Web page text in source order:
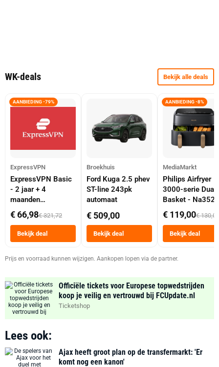
WK-deals Bekijk alle deals
AANBIEDING -79%
ExpressVPN
ExpressVPN Basic
- 2 jaar + 4
maanden
abonnement
€ 66,98€ 321,72
Bekijk deal
Broekhuis
Ford Kuga 2.5 phev
ST-line 243pk
automaat
€ 509,00
Bekijk deal
AANBIEDING -8%
MediaMarkt
Philips Airfryer
3000-serie Dual
Basket -
Dubbele Mand 9
Tot 6 Personen
Heteluchtfriteuse
Zwart
€ 119,00€ 130,00
Bekijk deal
Prijs en voorraad kunnen wijzigen. Aankopen lopen via de partner.
Officiële tickets voor Europese topwedstrijden
koop je veilig en vertrouwd bij FCUpdate.nl
Ticketshop
Lees ook:
Ajax heeft groot plan op de transfermarkt: 'Er
komt nog een kanon'